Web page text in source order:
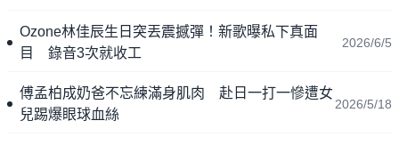
Ozone林佳辰生日突丟震撼彈！新歌曝私下真面
目 錄音3次就收工
2026/6/5
傅孟柏成奶爸不忘練滿身肌肉 赴日一打一慘遭女
兒踢爆眼球血絲
2026/5/18